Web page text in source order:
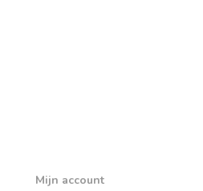
Mijn account